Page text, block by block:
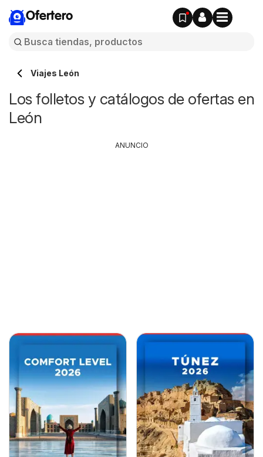
Ofertero
Viajes León
Los folletos y catálogos de ofertas en
León
ANUNCIO